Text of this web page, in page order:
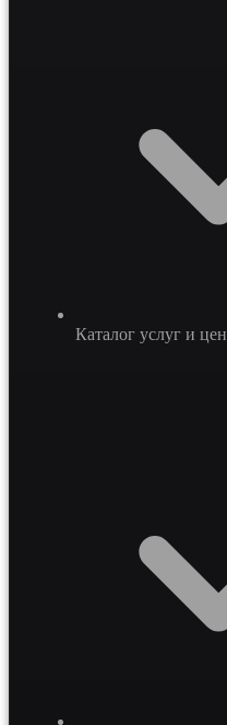
Каталог услуг и цен